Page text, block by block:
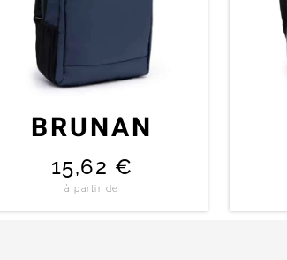
BRUNAN
15,62 €
à partir de